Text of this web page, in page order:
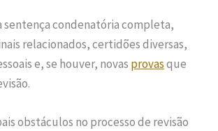
sentença condenatória completa,
relacionados, certidões diversas,
e, se houver, novas provasque
obstáculos no processo de revisão